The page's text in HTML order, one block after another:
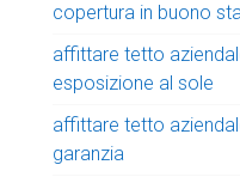
copertura in buono
affittare tetto
esposizione al sole
affittare tetto
garanzia